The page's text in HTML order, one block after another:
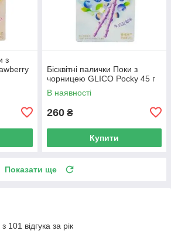
з
Бісквітні палички Поки з
чорницею GLICO Pocky 45 г
В наявності
260 ₴
Купити
Показати ще
101 відгука за рік